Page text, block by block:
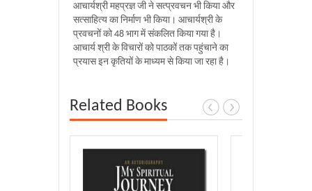
आचार्यश्री महप्रज्ञ जी ने सत्प्रवचन भी किया और
सत्साहित्य का निर्माण भी किया। आचार्यश्री के
प्रवचनों को 48 भाग में संकलित किया गया है।
आचार्य श्री के विचारों को पाठकों तक पहुंचाने का
प्रयास इन कृतियों के माध्यम से किया जा रहा है।
Related Books